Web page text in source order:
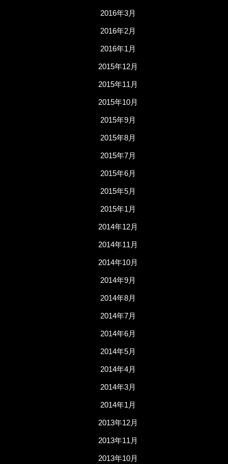
2016年3月
2016年2月
2016年1月
2015年12月
2015年11月
2015年10月
2015年9月
2015年8月
2015年7月
2015年6月
2015年5月
2015年1月
2014年12月
2014年11月
2014年10月
2014年9月
2014年8月
2014年7月
2014年6月
2014年5月
2014年4月
2014年3月
2014年1月
2013年12月
2013年11月
2013年10月